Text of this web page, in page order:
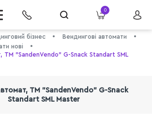
0
бізнес
Вендингові автомати
нові
TM "SandenVendo" G-Snack Standart SML
TM "SandenVendo" G-Snack
Standart SML Master